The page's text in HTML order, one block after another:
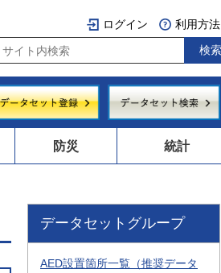
ログイン 利用方法
防災 統計
データセットグループ
AED設置箇所一覧（推奨データ